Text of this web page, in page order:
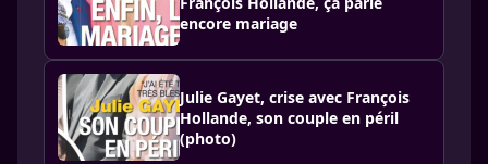
encore mariage
Julie Gayet, crise avec François
Hollande, son couple en péril
(photo)